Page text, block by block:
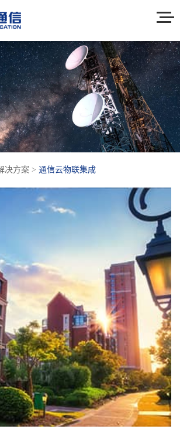
决方案 > 通信云物联集成